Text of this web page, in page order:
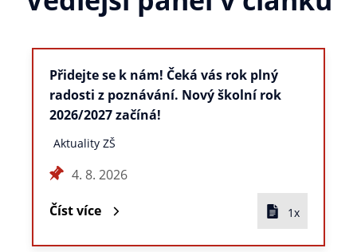
Přidejte se k nám! Čeká vás rok plný
radosti z poznávání. Nový školní rok
2026/2027 začíná!
Aktuality ZŠ
4. 8. 2026
Číst více 1x